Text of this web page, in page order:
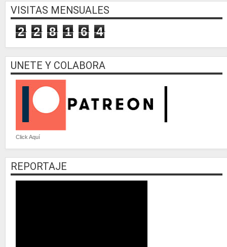
VISITAS MENSUALES
2 2 8 1 6 4
UNETE Y COLABORA
Click Aquí
REPORTAJE